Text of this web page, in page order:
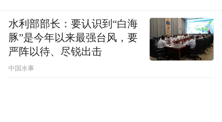
水利部部长：要认识到“白海
豚”是今年以来最强台风，要
严阵以待、尽锐出击
中国水事